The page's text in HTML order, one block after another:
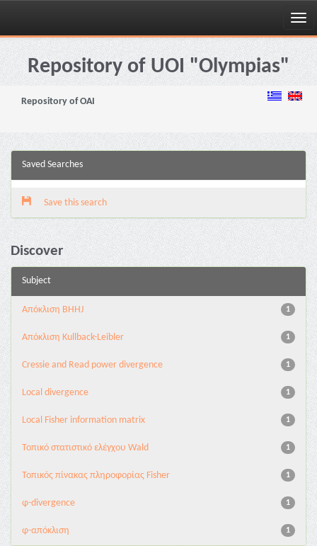
Skip
navigationRepository of UOI "Olympias"
Repository of OAI
Saved Searches
Save this search
Discover
Subject
1
Aπόκλιση BHHJ
1
Aπόκλιση Kullback-Leibler
1
Cressie and Read power divergence
1
Local divergence
1
Local Fisher information matrix
1
Τοπικό στατιστικό ελέγχου Wald
1
Τοπικός πίνακας πληροφορίας Fisher
1
φ-divergence
1
φ-απόκλιση